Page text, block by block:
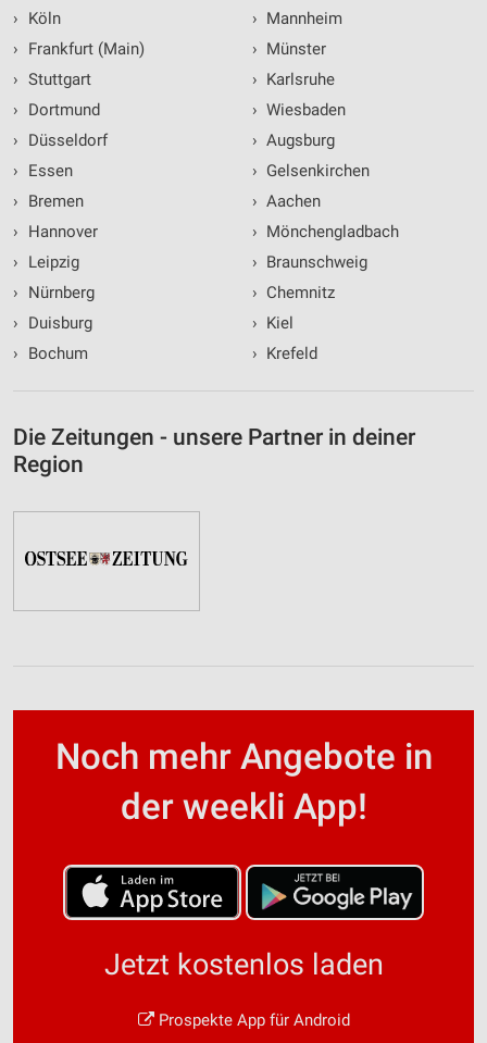
›
Köln
›
Frankfurt (Main)
› Stuttgart
›
Dortmund
›
Düsseldorf
›
Essen
›
Bremen
›
Hannover
›
Leipzig
›
Nürnberg
›
Duisburg
›
Bochum
› Mannheim
› Münster
› Karlsruhe
› Wiesbaden
› Augsburg
› Gelsenkirchen
› Aachen
› Mönchengladbach
› Braunschweig
› Chemnitz
› Kiel
› Krefeld
Die Zeitungen - unsere Partner in deiner
Region
Noch mehr Angebote in
der weekli App!
Jetzt kostenlos laden
Prospekte App für Android